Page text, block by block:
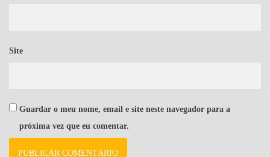
Site
Guardar o meu nome, email e site neste navegador para a
próxima vez que eu comentar.